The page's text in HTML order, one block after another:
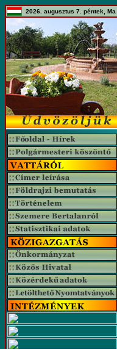
2026. augusztus 7. péntek, Ma